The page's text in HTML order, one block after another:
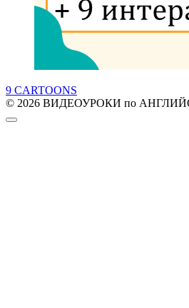
9 CARTOONS
© 2026 ВИДЕОУРОКИ по